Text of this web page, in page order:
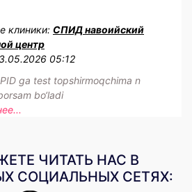
клиники: СПИД навоийский
центр
05:12
ga test topshirmoqchima n
bo‘ladi
ЧИТАТЬ НАС В
СОЦИАЛЬНЫХ СЕТЯХ: